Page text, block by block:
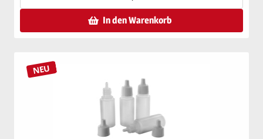
In den Warenkorb
NEU